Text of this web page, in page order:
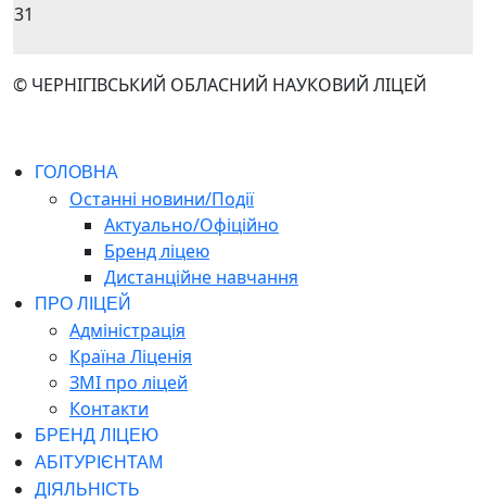
31
© ЧЕРНІГІВСЬКИЙ ОБЛАСНИЙ НАУКОВИЙ ЛІЦЕЙ
ГОЛОВНА
Останні новини/Події
Актуально/Офіційно
Бренд ліцею
Дистанційне навчання
ПРО ЛІЦЕЙ
Адміністрація
Країна Ліценія
ЗМІ про ліцей
Контакти
БРЕНД ЛІЦЕЮ
АБІТУРІЄНТАМ
ДІЯЛЬНІСТЬ